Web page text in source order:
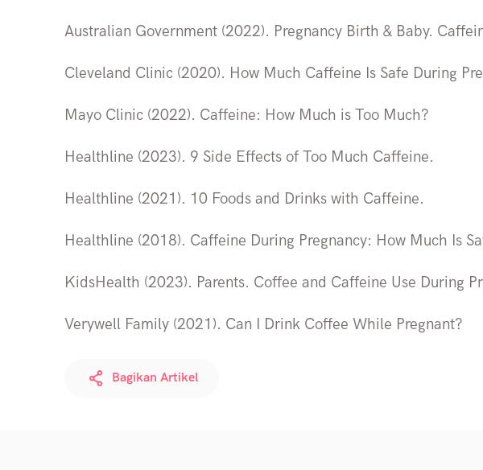
Australian Government (2022). Pregnancy Birth & Baby.
Cleveland Clinic (2020). How Much Caffeine Is Safe During
Mayo Clinic (2022). Caffeine: How Much is Too Much?
Healthline (2023). 9 Side Effects of Too Much Caffeine.
Healthline (2021). 10 Foods and Drinks with Caffeine.
Healthline (2018). Caffeine During Pregnancy: How Much Is
KidsHealth (2023). Parents. Coffee and Caffeine Use During
Verywell Family (2021). Can I Drink Coffee While Pregnant?
Bagikan Artikel